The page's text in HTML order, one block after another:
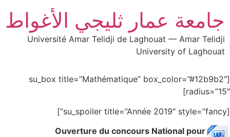
جامعة عمار ثليجي الأغواط
Université Amar Telidji de Laghouat — Amar Telidji
University of Laghouat
[su_box title=”Mathématique” box_color=”#12b9b2″
radius=”15″]
[su_spoiler title=”Année 2019″ style=”fancy”]
Ouverture du concours National pour